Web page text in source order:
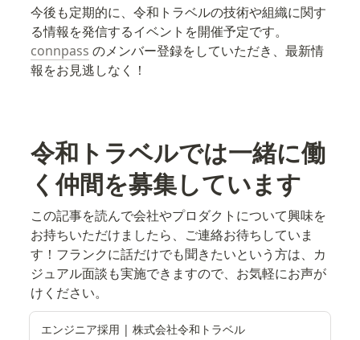
た裏側を麻柄と共にEMのmiisan・Senior Engineerの飯沼を加
えてパネルデ...
今後も定期的に、令和トラベルの技術や組織に関す
る情報を発信するイベントを開催予定です。
connpass のメンバー登録をしていただき、最新情
報をお見逃しなく！
令和トラベルでは一緒に働
く仲間を募集しています
この記事を読んで会社やプロダクトについて興味を
お持ちいただけましたら、ご連絡お待ちしていま
す！フランクに話だけでも聞きたいという方は、カ
ジュアル面談も実施できますので、お気軽にお声が
けください。
エンジニア採用 | 株式会社令和トラベル